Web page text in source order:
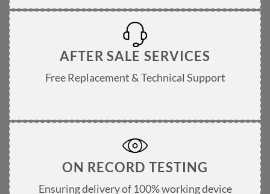
AFTER SALE SERVICES
Free Replacement & Technical Support
ON RECORD TESTING
Ensuring delivery of 100% working device